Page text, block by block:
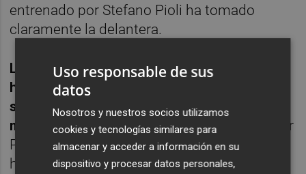
entrenado por Stefano Pioli ha tomado
claramente la delantera.
Los 20 millones de euros en los que Yunus
habría sido tasado por el Valencia CF no
suponen un problema para la entidad
milanistadado que la sociedad presidida por
Paolo Scaroni acaba de hacer caja y lo ha
hecho de manera abundante.Los 80
Uso responsable de sus
datos
Nosotros y nuestros socios utilizamos
cookies y tecnologías similares para
almacenar y acceder a información en su
dispositivo y procesar datos personales,